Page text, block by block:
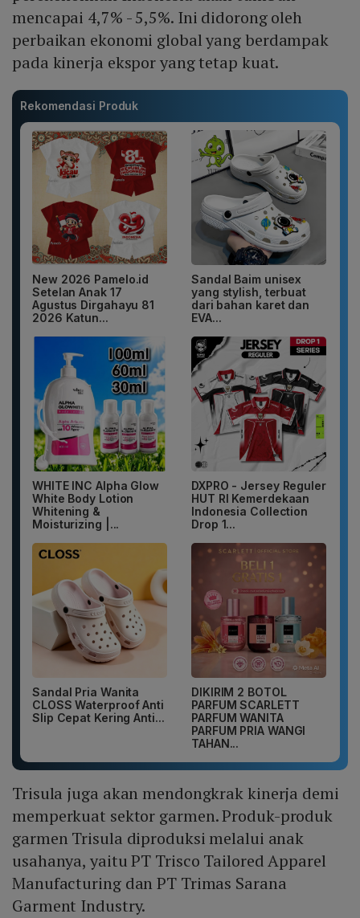
mencapai 4,7% - 5,5%. Ini didorong oleh
perbaikan ekonomi global yang berdampak
pada kinerja ekspor yang tetap kuat.
Rekomendasi Produk
New 2026 Pamelo.id
Setelan Anak 17
Agustus Dirgahayu 81
2026 Katun...
Sandal Baim unisex
yang stylish, terbuat
dari bahan karet dan
EVA...
WHITE INC Alpha Glow
White Body Lotion
Whitening &
Moisturizing |...
DXPRO - Jersey Reguler
HUT RI Kemerdekaan
Indonesia Collection
Drop 1...
Sandal Pria Wanita
CLOSS Waterproof Anti
Slip Cepat Kering Anti...
DIKIRIM 2 BOTOL
PARFUM SCARLETT
PARFUM WANITA
PARFUM PRIA WANGI
TAHAN...
Trisula juga akan mendongkrak kinerja demi
memperkuat sektor garmen. Produk-produk
garmen Trisula diproduksi melalui anak
usahanya, yaitu PT Trisco Tailored Apparel
Manufacturing dan PT Trimas Sarana
Garment Industry.